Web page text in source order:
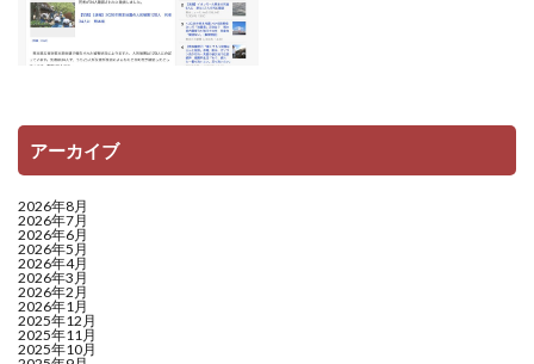
アーカイブ
2026年8月
2026年7月
2026年6月
2026年5月
2026年4月
2026年3月
2026年2月
2026年1月
2025年12月
2025年11月
2025年10月